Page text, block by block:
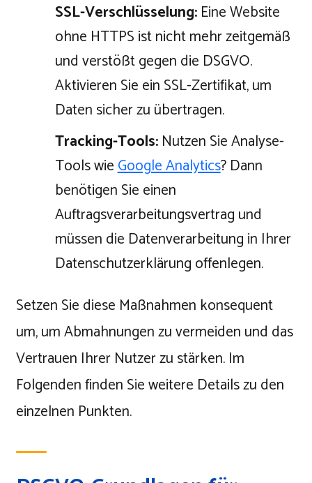
SSL-Verschlüsselung:Eine Website
ohne HTTPS ist nicht mehr zeitgemäß
und verstößt gegen die DSGVO.
Aktivieren Sie ein SSL-Zertifikat, um
Daten sicher zu übertragen.
Tracking-Tools:Nutzen Sie Analyse-
Tools wieGoogle Analytics? Dann
benötigen Sie einen
Auftragsverarbeitungsvertrag und
müssen die Datenverarbeitung in Ihrer
Datenschutzerklärung offenlegen.
Setzen Sie diese Maßnahmen konsequent
um, um Abmahnungen zu vermeiden und das
Vertrauen Ihrer Nutzer zu stärken. Im
Folgenden finden Sie weitere Details zu den
einzelnen Punkten.